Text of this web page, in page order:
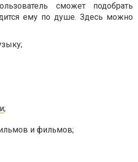
сможет подобрать
ему по душе. Здесь можно
;
и фильмов;